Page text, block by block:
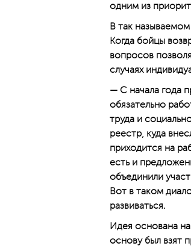
одним из
В так
Когда бойцы
вопросов
случаях
— С начала года
обязательно
труда и
реестр, куда
приходится на
есть и
объединили
Вот в таком
развиваться.
Идея основана
основу был взят